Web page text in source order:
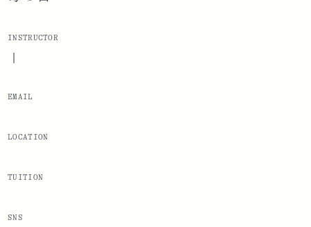
INSTRUCTOR
|
EMAIL
LOCATION
TUITION
SNS